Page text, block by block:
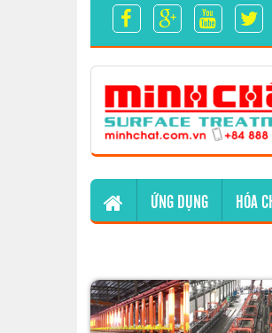
ỨNG DỤNG HÓA